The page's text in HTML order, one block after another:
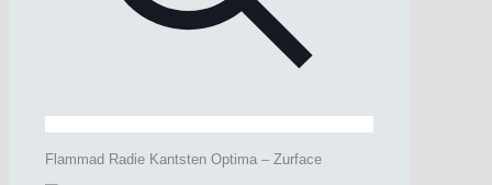
Flammad Radie Kantsten Optima – Zurface